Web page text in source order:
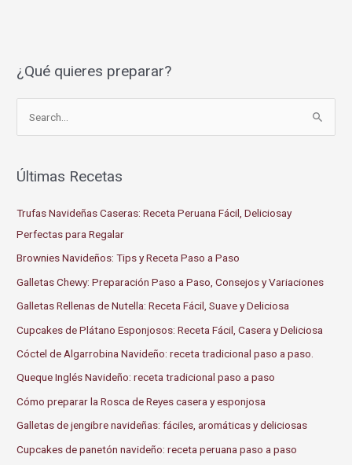
¿Qué quieres preparar?
r
h
f
o
r
Últimas Recetas
Trufas Navideñas Caseras: Receta Peruana Fácil, Deliciosay
Perfectas para Regalar
Brownies Navideños: Tips y Receta Paso a Paso
Galletas Chewy: Preparación Paso a Paso, Consejos y Variaciones
Galletas Rellenas de Nutella: Receta Fácil, Suave y Deliciosa
Cupcakes de Plátano Esponjosos: Receta Fácil, Casera y Deliciosa
Cóctel de Algarrobina Navideño: receta tradicional paso a paso.
Queque Inglés Navideño: receta tradicional paso a paso
Cómo preparar la Rosca de Reyes casera y esponjosa
Galletas de jengibre navideñas: fáciles, aromáticas y deliciosas
Cupcakes de panetón navideño: receta peruana paso a paso